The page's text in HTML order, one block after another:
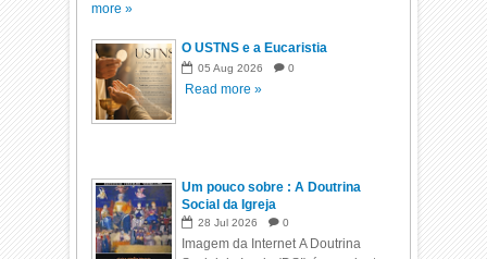
more »
O USTNS e a Eucaristia
05 Aug 2026 0
Read more »
Um pouco sobre : A Doutrina
Social da Igreja
28 Jul 2026 0
Imagem da Internet A Doutrina